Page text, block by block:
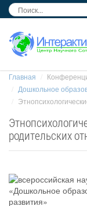
Главная
Дошкольное
родительских